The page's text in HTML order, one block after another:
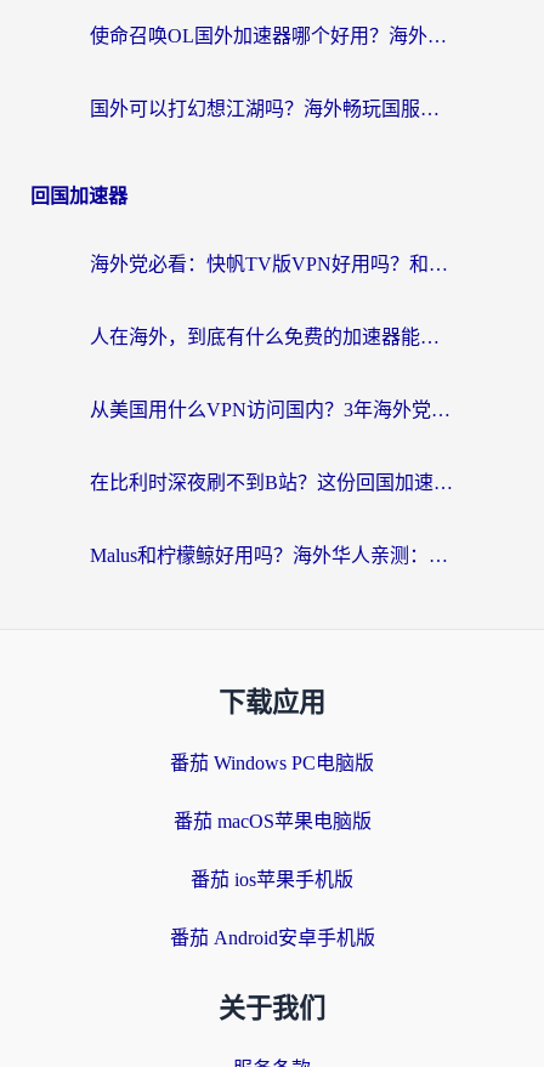
使命召唤OL国外加速器哪个好用？海外玩家亲测的国服游戏加速终极指南
国外可以打幻想江湖吗？海外畅玩国服游戏的终极指南
回国加速器
海外党必看：快帆TV版VPN好用吗？和Easyback VPN对比哪个回国效果更好？附2026真实测评
人在海外，到底有什么免费的加速器能让我安心追剧打游戏？
从美国用什么VPN访问国内？3年海外党亲测：选对工具才能无缝刷B站、看腾讯视频
在比利时深夜刷不到B站？这份回国加速器避坑指南请收好
Malus和柠檬鲸好用吗？海外华人亲测：回国加速器怎么选才不踩坑？
下载应用
番茄 Windows PC电脑版
番茄 macOS苹果电脑版
番茄 ios苹果手机版
番茄 Android安卓手机版
关于我们